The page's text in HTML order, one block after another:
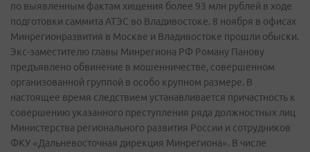
по выявленным фактам хищения более 93 млн рублей в ходе
подготовки саммита АТЭС во Владивостоке. 8 ноября в офисах
Минрегионразвития в Москве и Владивостоке прошли обыски.
Экс-заместителю главы Минрегиона РФ Роману Панову
предъявлено обвинение в мошенничестве, совершенном
организованной группой в особо крупном размере. В
настоящее время следствием устанавливается причастность к
совершению указанного преступления ряда должностных лиц
Министерства регионального развития России и сотрудников
ФКУ «Дальневосточная дирекция Минрегиона». В числе